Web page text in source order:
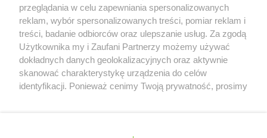
WYŚCIGI F1
KIEROWCY F1
ZESPOŁY F1
TORY F1
Serwis internetowy, z którego korzystasz, używa plików
cookies. Są to pliki instalowane w urządzeniach
końcowych osób korzystających z serwisu, w celu
administrowania serwisem, poprawy jakości
przeglądania w celu zapewniania spersonalizowanych
reklam, wybór spersonalizowanych treści, pomiar reklam i
treści, badanie odbiorców oraz ulepszanie usług. Za zgodą
Użytkownika my i Zaufani Partnerzy możemy używać
dokładnych danych geolokalizacyjnych oraz aktywnie
skanować charakterystykę urządzenia do celów
identyfikacji. Ponieważ cenimy Twoją prywatność, prosimy